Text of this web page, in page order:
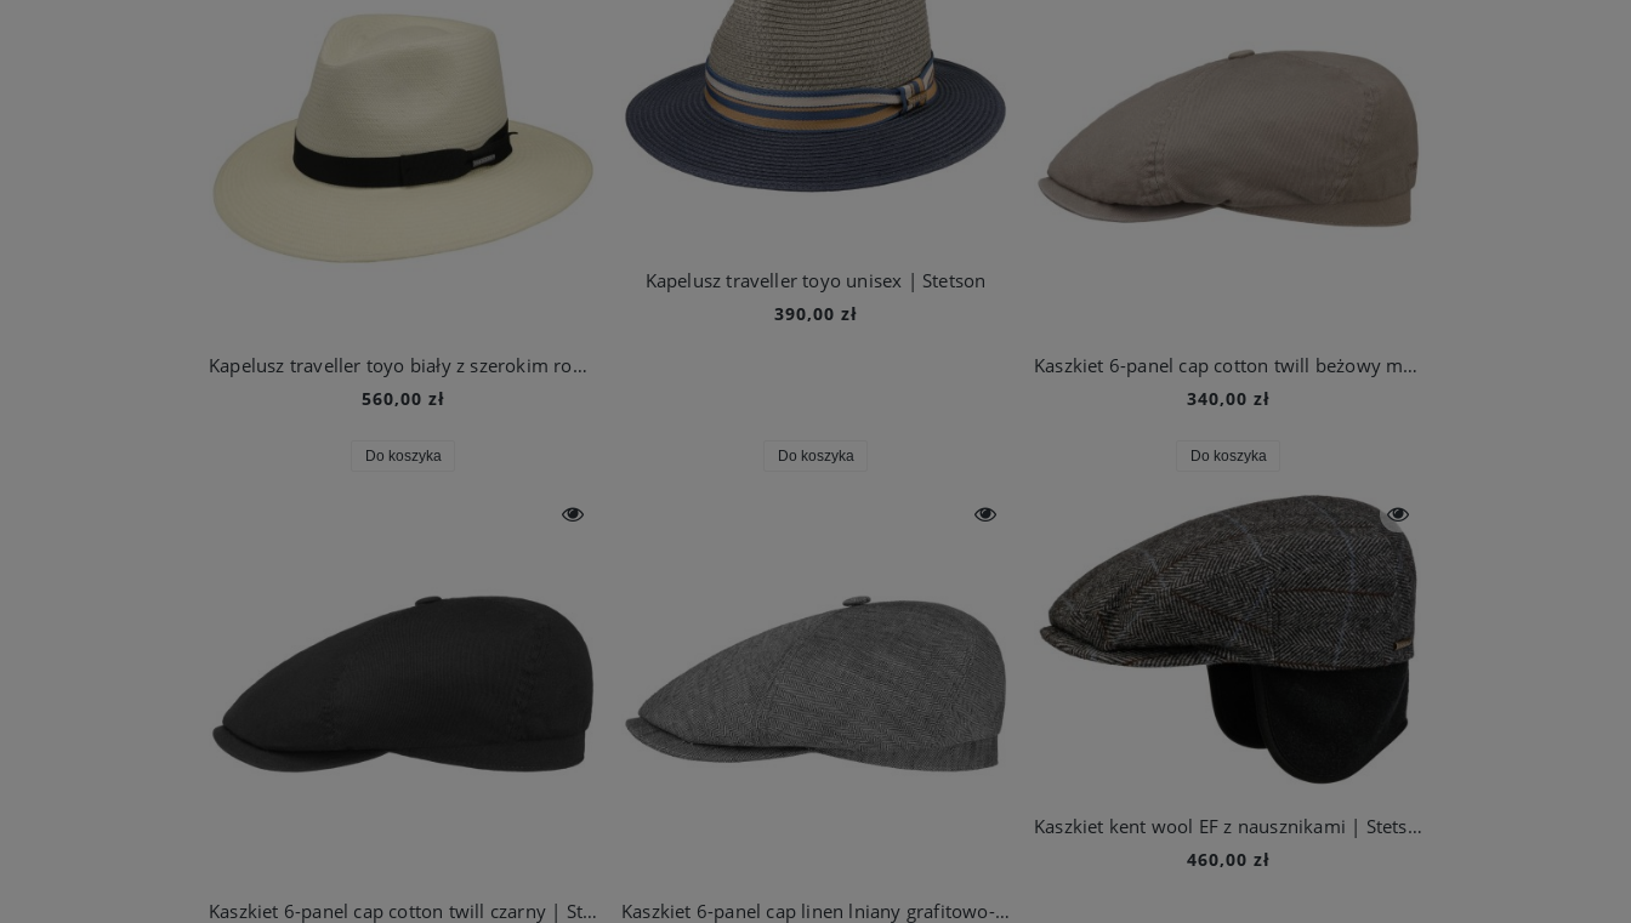
Kapelusz traveller toyo biały z szerokim rondem unisex | Stetson
560,00 zł
Do koszyka
Kapelusz traveller toyo unisex | Stetson
390,00 zł
Do koszyka
Kaszkiet 6-panel cap cotton twill beżowy męski | Stetson
340,00 zł
Do koszyka
Kaszkiet 6-panel cap cotton twill czarny | Stetson Kaszkiet 6-panel cap linen lniany grafitowo- szary męski | Stetson
Kaszkiet kent wool EF z nausznikami | Stetson
460,00 zł